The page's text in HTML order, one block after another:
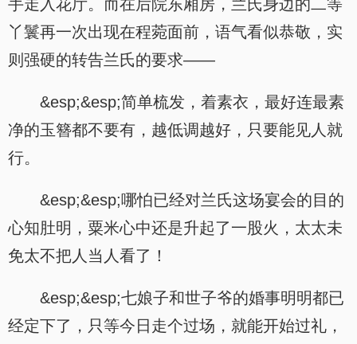
手走入花厅。而在后院东厢房，兰氏身边的二等
丫鬟再一次出现在程菀面前，语气看似恭敬，实
则强硬的转告兰氏的要求——
&esp;&esp;简单梳发，着素衣，最好连最素
净的玉簪都不要有，越低调越好，只要能见人就
行。
&esp;&esp;哪怕已经对兰氏这场宴会的目的
心知肚明，粟米心中还是升起了一股火，太太未
免太不把人当人看了！
&esp;&esp;七娘子和世子爷的婚事明明都已
经定下了，只等今日走个过场，就能开始过礼，